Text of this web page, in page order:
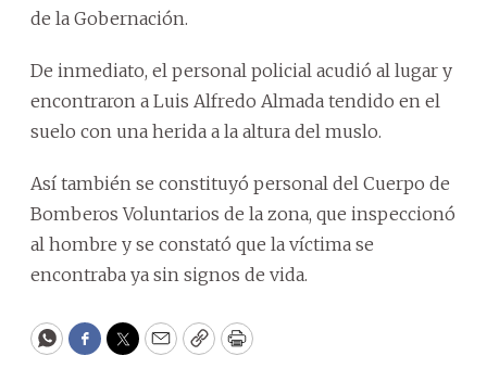
de la Gobernación.
De inmediato, el personal policial acudió al lugar y
encontraron a Luis Alfredo Almada tendido en el
suelo con una herida a la altura del muslo.
Así también se constituyó personal del Cuerpo de
Bomberos Voluntarios de la zona, que inspeccionó
al hombre y se constató que la víctima se
encontraba ya sin signos de vida.
WhatsApp
Facebook
Twitter
EmailCopyPrint